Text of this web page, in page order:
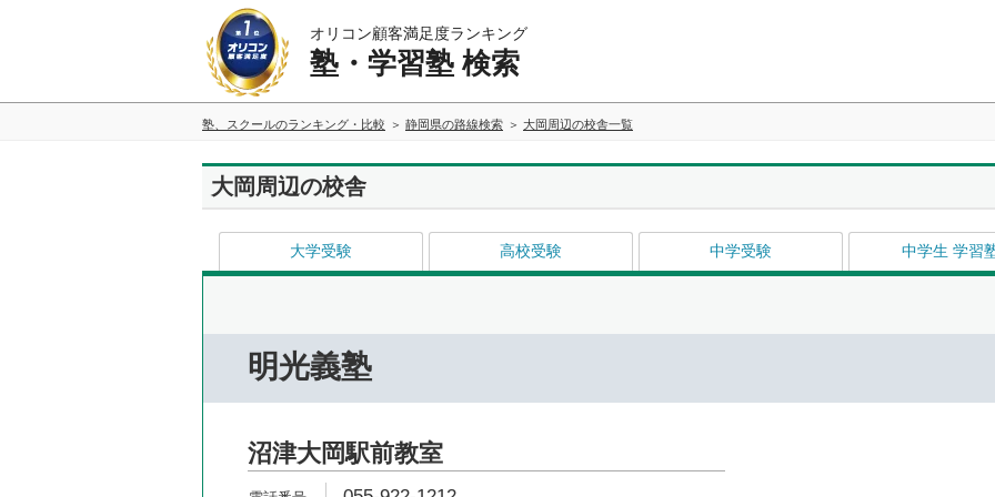
オリコン顧客満足度ランキング
塾・学習塾 検索
塾、スクールのランキング・比較 静岡県の路線検索 大岡周辺の校舎一覧
大岡周辺の校舎
大学受験 高校受験 中学受験 中学生 学習
明光義塾
沼津大岡駅前教室